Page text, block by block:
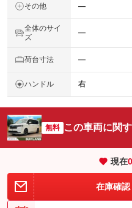
その他 ―
全体のサイ
ズ
―
荷台寸法 ―
ハンドル 右
無料 この車両に関
現在0
在庫確